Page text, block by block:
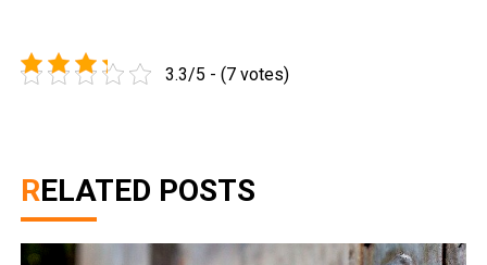
3.3/5 - (7 votes)
RELATED POSTS